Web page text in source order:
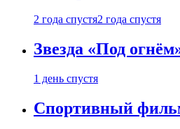
2 года спустя2 года спустя
Звезда «Под
1 день спустя
Спортивный